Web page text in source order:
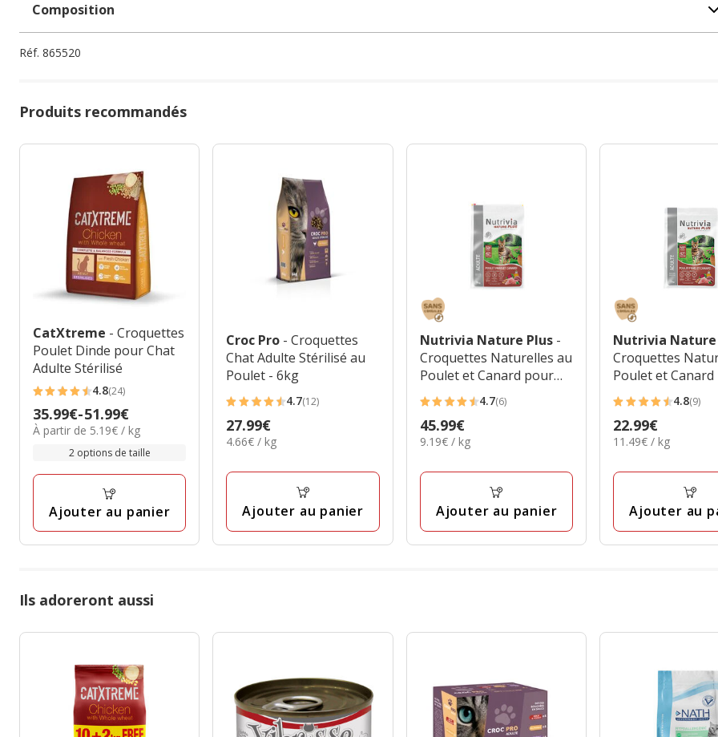
Composition
Réf. 865520
Produits recommandés
CatXtreme - Croquettes
Poulet Dinde pour Chat
Adulte Stérilisé
4.8
étoiles
avec
avis
4.8(24)
Prix
de
35.99€
à
35.99€-51.99€
5.19€
À partir de 5.19€ / kg
2 options de taille
Ajouter au panier
Croc Pro - Croquettes
Chat Adulte Stérilisé au
Poulet - 6kg
4.7
étoiles
avec
12
4.7(12)
Prix
27.99€
27.99€
4.66€
Kg
4.66€ / kg
Ajouter au panier
Nutrivia Nature Plus -
Croquettes Naturelles au
Poulet et Canard pour
Chats Adultes - 5kg
4.7
étoiles
avec
6
4.7(6)
Prix
45.99€
45.99€
9.19€
Kg
9.19€ / kg
Ajouter au panier
Nutrivia Nature
Croquettes
Poulet et Canard
Chats Adultes -
4.8
étoiles
avec
9
4.8(9)
Prix
22.99€
22.99€
11.49€
Kg
11.49€ / kg
Ajouter au
Ils adoreront aussi